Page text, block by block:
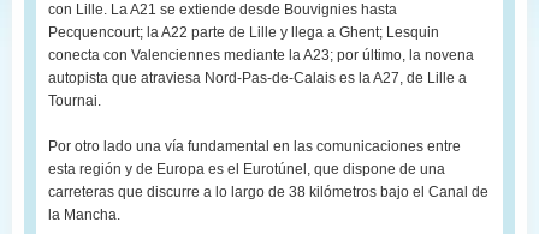
con Lille. La A21 se extiende desde Bouvignies hasta
Pecquencourt; la A22 parte de Lille y llega a Ghent; Lesquin
conecta con Valenciennes mediante la A23; por último, la novena
autopista que atraviesa Nord-Pas-de-Calais es la A27, de Lille a
Tournai.
Por otro lado una vía fundamental en las comunicaciones entre
esta región y de Europa es el Eurotúnel, que dispone de una
carreteras que discurre a lo largo de 38 kilómetros bajo el Canal de
la Mancha.